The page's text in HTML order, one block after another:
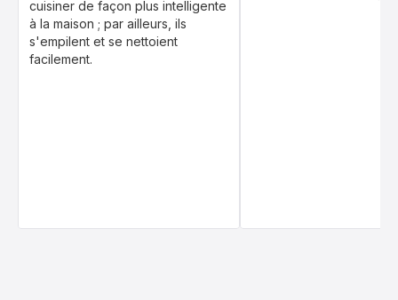
cuisiner de façon plus intelligente
à la maison ; par ailleurs, ils
s'empilent et se nettoient
facilement.